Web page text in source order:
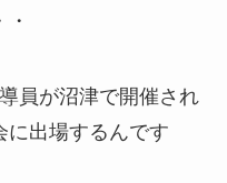
員が沼津で開催され
に出場するんです